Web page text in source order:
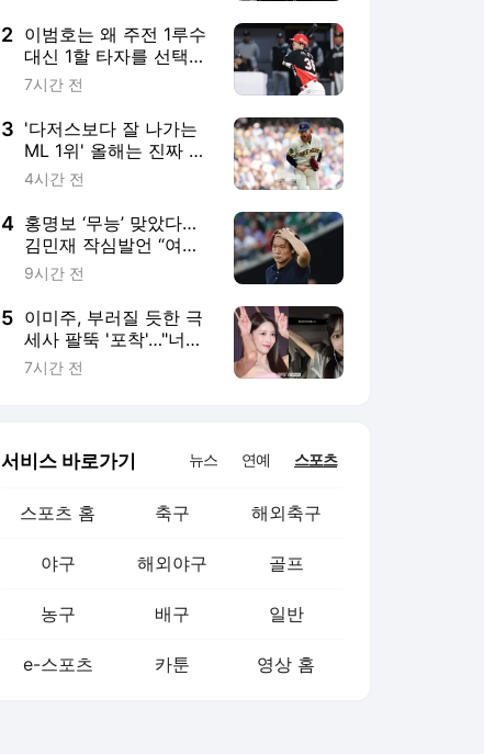
2 이범호는 왜 주전 1루수
대신 1할 타자를 선택했
나… 복잡한 그림 있으
7시간 전
3 '다저스보다 잘 나가는
ML 1위' 올해는 진짜 우
승? 벌써 159km 트레이
4시간 전
4 홍명보 ‘무능’ 맞았다…
김민재 작심발언 “여러
가지 전술 패턴 있는 감
9시간 전
5 이미주, 부러질 듯한 극
세사 팔뚝 '포착'…"너무
뺀거 아니야" 팬들 걱정
7시간 전
서비스 바로가기 뉴스 연예 스포츠
스포츠 홈 축구 해외축구
야구 해외야구 골프
농구 배구 일반
e-스포츠 카툰 영상 홈